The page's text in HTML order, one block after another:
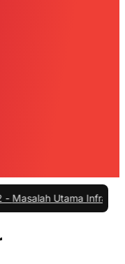
Utama Infrastruktur